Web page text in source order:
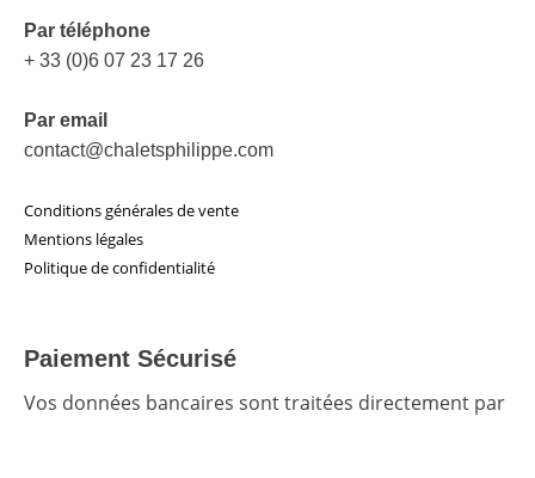
Par téléphone
+ 33 (0)6 07 23 17 26
Par email
contact@chaletsphilippe.com
Conditions générales de vente
Mentions légales
Politique de confidentialité
Paiement Sécurisé
Vos données bancaires sont traitées directement par